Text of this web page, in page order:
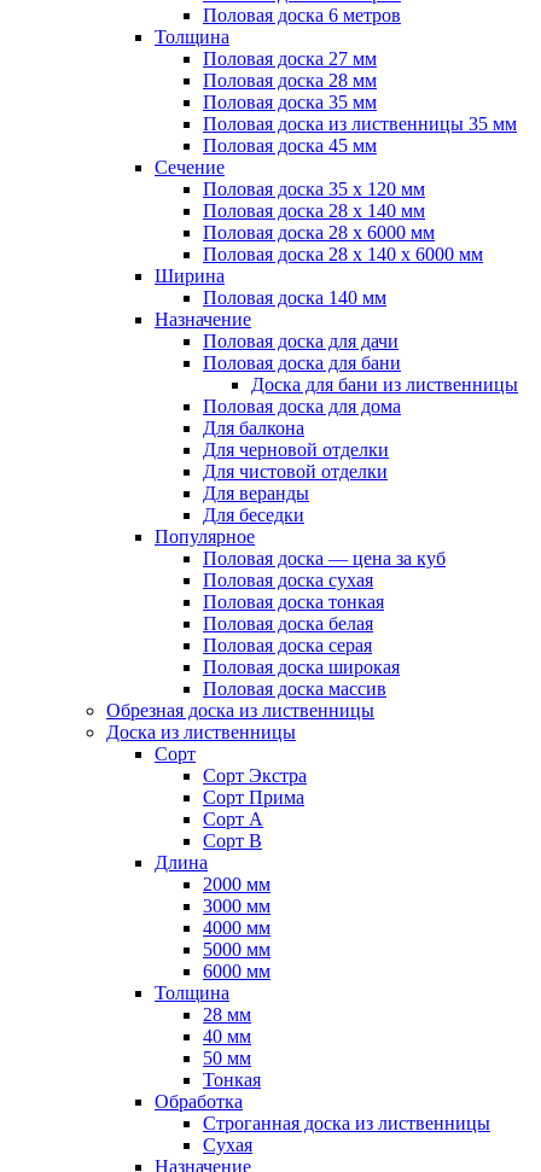
Половая доска 6 метров
Толщина
Половая доска 27 мм
Половая доска 28 мм
Половая доска 35 мм
Половая доска из лиственницы 35 мм
Половая доска 45 мм
Сечение
Половая доска 35 х 120 мм
Половая доска 28 х 140 мм
Половая доска 28 х 6000 мм
Половая доска 28 х 140 х 6000 мм
Ширина
Половая доска 140 мм
Назначение
Половая доска для дачи
Половая доска для бани
Доска для бани из лиственницы
Половая доска для дома
Для балкона
Для черновой отделки
Для чистовой отделки
Для веранды
Для беседки
Популярное
Половая доска — цена за куб
Половая доска сухая
Половая доска тонкая
Половая доска белая
Половая доска серая
Половая доска широкая
Половая доска массив
Обрезная доска из лиственницы
Доска из лиственницы
Сорт
Сорт Экстра
Сорт Прима
Сорт А
Сорт B
Длина
2000 мм
3000 мм
4000 мм
5000 мм
6000 мм
Толщина
28 мм
40 мм
50 мм
Тонкая
Обработка
Строганная доска из лиственницы
Сухая
Назначение